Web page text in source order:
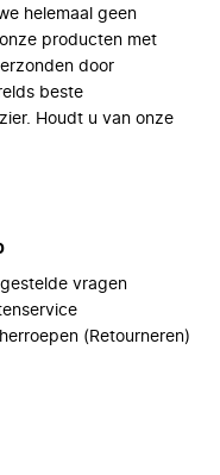
helemaal geen
producten met
door
beste
Houdt u van onze
vragen
(Retourneren)